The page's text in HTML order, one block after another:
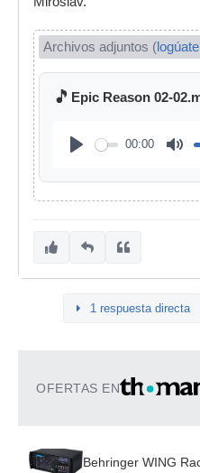
Archivos adjuntos (logúate
🎵 Epic Reason 02-
00:00
1 respuesta directa
OFERTAS EN
Behringer WING